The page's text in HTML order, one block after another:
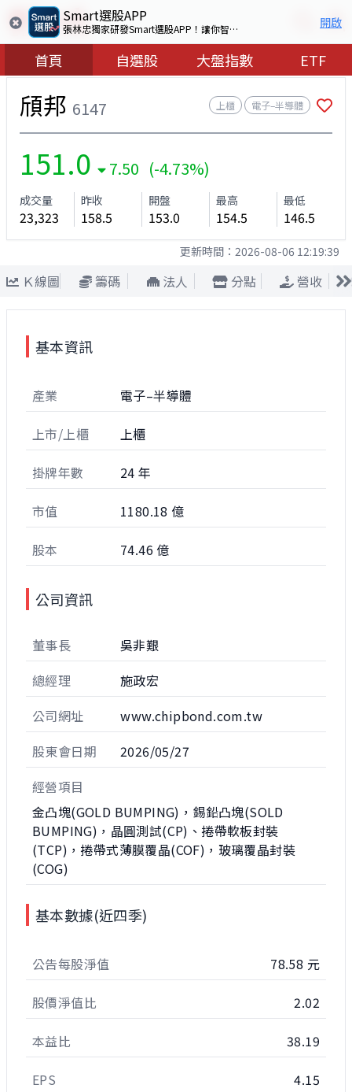
Smart選股APP
張林忠獨家研發Smart選股APP！讓你智慧看盤選出好股票 開啟
首頁 自選股 大盤指數 ETF
頎邦 6147 上櫃 電子–半導體
151.0 7.50 (-4.73%)
成交量
23,323
昨收
158.5
開盤
153.0
最高
154.5
最低
146.5
更新時間： 2026-08-06 12:19:39
Ｋ線圖 籌碼 法人 分點 營收
基本資訊
產業 電子–半導體
上市/上櫃 上櫃
掛牌年數 24 年
市值 1180.18 億
股本 74.46 億
公司資訊
董事長
吳非艱
總經理
施政宏
公司網址
www.chipbond.com.tw
股東會日期
2026/05/27
經營項目
金凸塊(GOLD BUMPING)，錫鉛凸塊(SOLD
BUMPING)，晶圓測試(CP)、捲帶軟板封裝
(TCP)，捲帶式薄膜覆晶(COF)，玻璃覆晶封裝
(COG)
基本數據(近四季)
公告每股淨值 78.58 元
股價淨值比 2.02
本益比 38.19
EPS 4.15